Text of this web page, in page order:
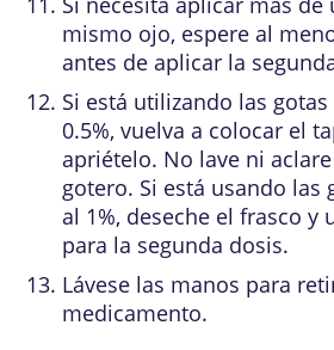
mismo ojo, espere al
antes de aplicar la
Si está utilizando las
0.5%, vuelva a colocar el
apriételo. No lave ni
gotero. Si está usando las
al 1%, deseche el frasco y
para la segunda dosis.
Lávese las manos para
medicamento.